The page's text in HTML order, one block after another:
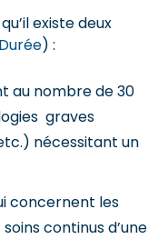
existe deux
) :
au nombre de 30
graves
nécessitant un
concernent les
continus d’une